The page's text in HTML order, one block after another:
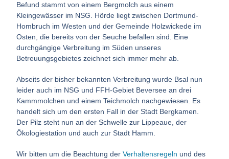
Befund stammt von einem Bergmolch aus einem
Kleingewässer im NSG. Hörde liegt zwischen Dortmund-
Hombruch im Westen und der Gemeinde Holzwickede im
Osten, die bereits von der Seuche befallen sind. Eine
durchgängige Verbreitung im Süden unseres
Betreuungsgebietes zeichnet sich immer mehr ab.
Abseits der bisher bekannten Verbreitung wurde Bsal nun
leider auch im NSG und FFH-Gebiet Beversee an drei
Kammmolchen und einem Teichmolch nachgewiesen. Es
handelt sich um den ersten Fall in der Stadt Bergkamen.
Der Pilz steht nun an der Schwelle zur Lippeaue, der
Ökologiestation und auch zur Stadt Hamm.
Wir bitten um die Beachtung derVerhaltensregeln und des